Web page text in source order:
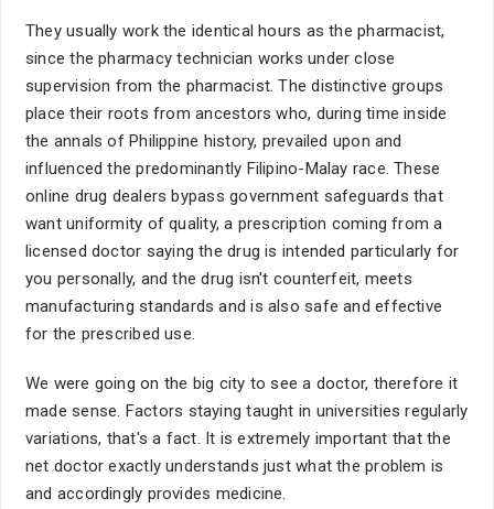
They usually work the identical hours as the pharmacist,
since the pharmacy technician works under close
supervision from the pharmacist. The distinctive groups
place their roots from ancestors who, during time inside
the annals of Philippine history, prevailed upon and
influenced the predominantly Filipino-Malay race. These
online drug dealers bypass government safeguards that
want uniformity of quality, a prescription coming from a
licensed doctor saying the drug is intended particularly for
you personally, and the drug isn't counterfeit, meets
manufacturing standards and is also safe and effective
for the prescribed use.
We were going on the big city to see a doctor, therefore it
made sense. Factors staying taught in universities regularly
variations, that's a fact. It is extremely important that the
net doctor exactly understands just what the problem is
and accordingly provides medicine.